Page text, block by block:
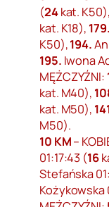
(24kat. K50),
kat. K18), 179.
K50),194.
195. Iwona
MĘŻCZYŹNI:
kat. M40),
kat. M50),
M50).
10 KM–
01:17:43 (16
Stefańska
Kożykowska